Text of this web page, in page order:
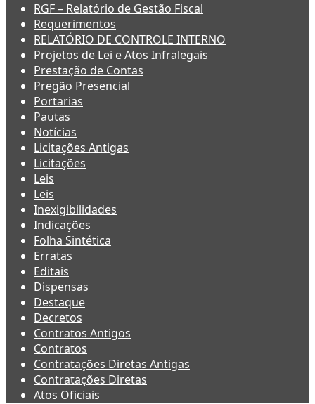
RGF – Relatório de Gestão Fiscal
Requerimentos
RELATÓRIO DE CONTROLE INTERNO
Projetos de Lei e Atos Infralegais
Prestação de Contas
Pregão Presencial
Portarias
Pautas
Notícias
Licitações Antigas
Licitações
Leis
Leis
Inexigibilidades
Indicações
Folha Sintética
Erratas
Editais
Dispensas
Destaque
Decretos
Contratos Antigos
Contratos
Contratações Diretas Antigas
Contratações Diretas
Atos Oficiais